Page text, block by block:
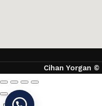
Cihan Yorgan ©